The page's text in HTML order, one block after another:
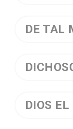
DE TAL
DIOS